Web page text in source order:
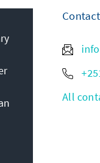
Contact
All